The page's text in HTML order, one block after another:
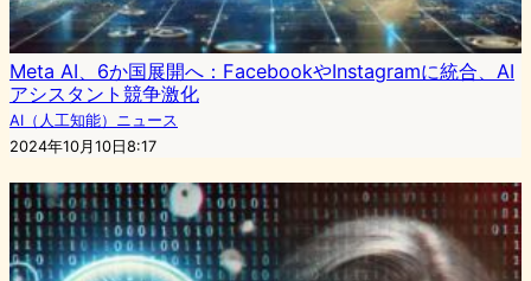
Meta AI、6か国展開へ：FacebookやInstagramに統合、AI
アシスタント競争激化
AI（人工知能）ニュース
2024年10月10日8:17